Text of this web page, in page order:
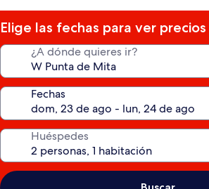
estrellas
Elige las fechas para ver precios
¿A dónde quieres ir?
Fechas
Huéspedes